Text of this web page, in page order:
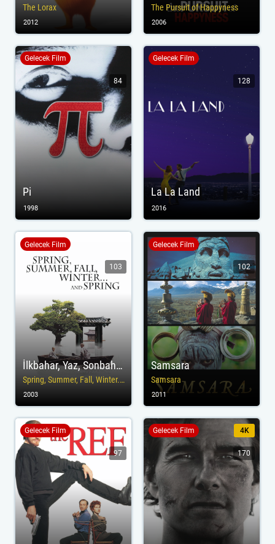
The Lorax
2012
The Pursuit of Happyness
2006
Pi
Gelecek Film
84
1998
La La Land
Gelecek Film
128
2016
İlkbahar, Yaz, Sonbahar, Kış... Ve İlkbahar
Spring, Summer, Fall, Winter... and Spring
Gelecek Film
103
2003
Samsara
Samsara
Gelecek Film
102
2011
Gelecek Film
97
Gelecek Film 4K
170